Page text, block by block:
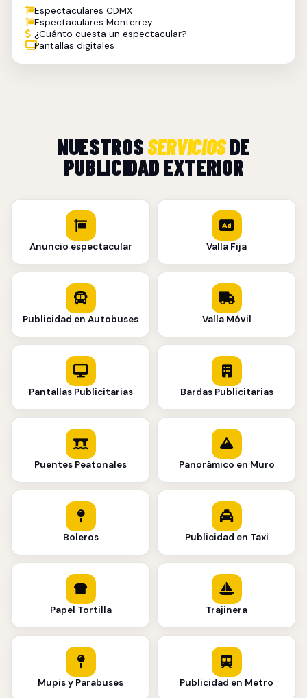
Espectaculares CDMX
Espectaculares Monterrey
¿Cuánto cuesta un espectacular?
Pantallas digitales
NUESTROSSERVICIOSDE
PUBLICIDAD EXTERIOR
Anuncio espectacular Valla Fija
Publicidad en Autobuses Valla Móvil
Pantallas Publicitarias Bardas Publicitarias
Puentes Peatonales Panorámico en Muro
Boleros Publicidad en Taxi
Papel Tortilla Trajinera
Mupis y Parabuses Publicidad en Metro